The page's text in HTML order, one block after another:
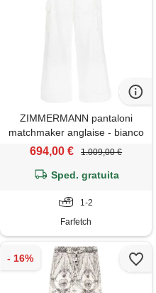
ZIMMERMANN pantaloni
matchmaker anglaise - bianco
694,00 € 1.009,00 €
Sped. gratuita
1-2
Farfetch